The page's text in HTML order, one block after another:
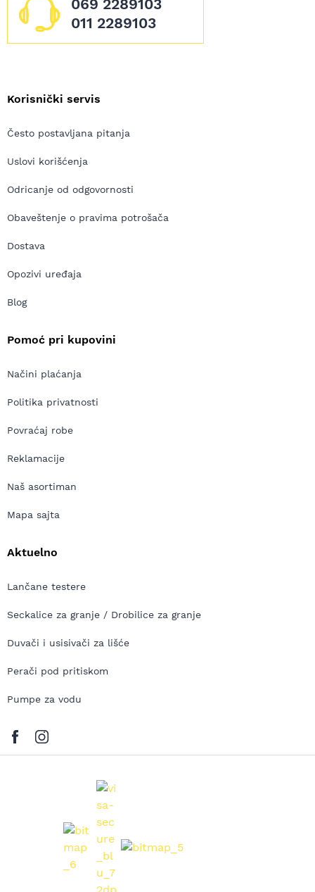
069 2289103
011 2289103
Korisnički servis
Često postavljana pitanja
Uslovi korišćenja
Odricanje od odgovornosti
Obaveštenje o pravima potrošača
Dostava
Opozivi uređaja
Blog
Pomoć pri kupovini
Načini plaćanja
Politika privatnosti
Povraćaj robe
Reklamacije
Naš asortiman
Mapa sajta
Aktuelno
Lančane testere
Seckalice za granje / Drobilice za granje
Duvači i usisivači za lišće
Perači pod pritiskom
Pumpe za vodu